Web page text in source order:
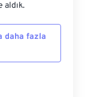
aldık.
daha fazla